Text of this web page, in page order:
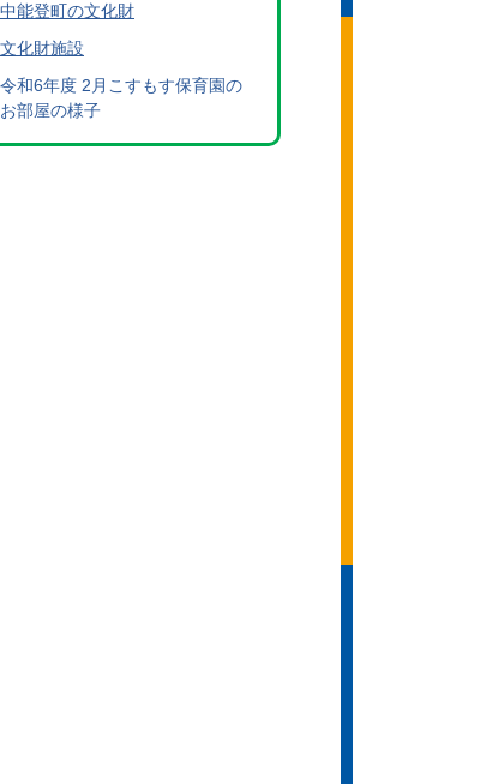
中能登町の文化財
文化財施設
令和6年度 2月こすもす保育園の
お部屋の様子